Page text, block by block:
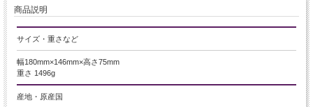
商品説明
サイズ・重さなど
幅180mm×146mm×高さ75mm
重さ 1496g
産地・原産国